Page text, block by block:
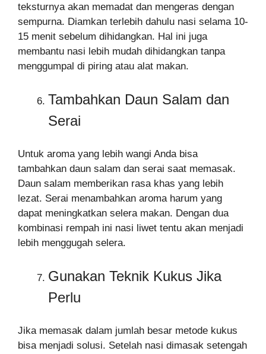
teksturnya akan memadat dan mengeras dengan
sempurna. Diamkan terlebih dahulu nasi selama 10-
15 menit sebelum dihidangkan. Hal ini juga
membantu nasi lebih mudah dihidangkan tanpa
menggumpal di piring atau alat makan.
Tambahkan Daun Salam dan
Serai
Untuk aroma yang lebih wangi Anda bisa
tambahkan daun salam dan serai saat memasak.
Daun salam memberikan rasa khas yang lebih
lezat. Serai menambahkan aroma harum yang
dapat meningkatkan selera makan. Dengan dua
kombinasi rempah ini nasi liwet tentu akan menjadi
lebih menggugah selera.
Gunakan Teknik Kukus Jika
Perlu
Jika memasak dalam jumlah besar metode kukus
bisa menjadi solusi. Setelah nasi dimasak setengah